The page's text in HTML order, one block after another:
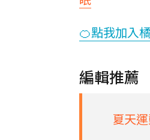
🍊點我加入
編輯推薦
夏天